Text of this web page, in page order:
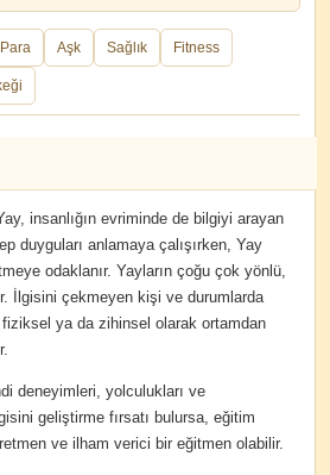
Para Aşk Sağlık Fitness
insanlığın evriminde de bilgiyi arayan
duyguları anlamaya çalışırken, Yay
odaklanır. Yayların çoğu çok yönlü,
İlgisini çekmeyen kişi ve durumlarda
fiziksel ya da zihinsel olarak ortamdan
deneyimleri, yolculukları ve
geliştirme fırsatı bulursa, eğitim
ve ilham verici bir eğitmen olabilir.